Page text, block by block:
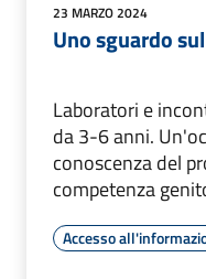
23 MARZO 2024
Uno sguardo
Laboratori e
da 3-6 anni.
conoscenza del
competenza
Accesso